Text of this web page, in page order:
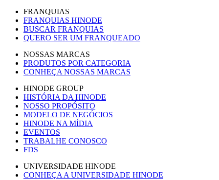
FRANQUIAS
FRANQUIAS HINODE
BUSCAR FRANQUIAS
QUERO SER UM FRANQUEADO
NOSSAS MARCAS
PRODUTOS POR CATEGORIA
CONHEÇA NOSSAS MARCAS
HINODE GROUP
HISTÓRIA DA HINODE
NOSSO PROPÓSITO
MODELO DE NEGÓCIOS
HINODE NA MÍDIA
EVENTOS
TRABALHE CONOSCO
FDS
UNIVERSIDADE HINODE
CONHEÇA A UNIVERSIDADE HINODE